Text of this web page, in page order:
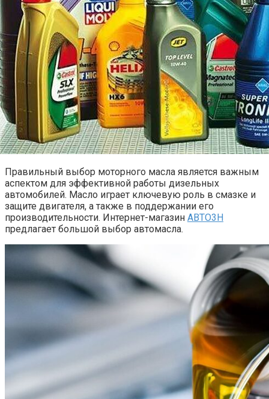
Правильный выбор моторного масла является важным
аспектом для эффективной работы дизельных
автомобилей. Масло играет ключевую роль в смазке и
защите двигателя, а также в поддержании его
производительности. Интернет-магазин АВТО3Н
предлагает большой выбор автомасла.